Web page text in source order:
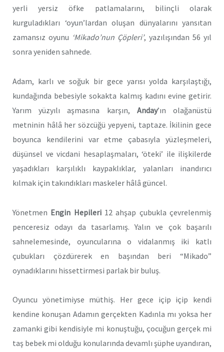
yerli yersiz öfke patlamalarını, bilinçli olarak
kurguladıkları ‘oyun’lardan oluşan dünyalarını yansıtan
zamansız oyunu ‘Mikado’nun Çöpleri’, yazılışından 56 yıl
sonra yeniden sahnede.
Adam, karlı ve soğuk bir gece yarısı yolda karşılaştığı,
kundağında bebesiyle sokakta kalmış kadını evine getirir.
Yarım yüzyılı aşmasına karşın, Anday’ın olağanüstü
metninin hâlâ her sözcüğü yepyeni, taptaze. İkilinin gece
boyunca kendilerini var etme çabasıyla yüzleşmeleri,
düşünsel ve vicdani hesaplaşmaları, ‘öteki’ ile ilişkilerde
yaşadıkları karşılıklı kaypaklıklar, yalanları inandırıcı
kılmak için takındıkları maskeler hâlâ güncel.
Yönetmen Engin Hepileri12 ahşap çubukla çevrelenmiş
penceresiz odayı da tasarlamış. Yalın ve çok başarılı
sahnelemesinde, oyuncularına o vidalanmış iki katlı
çubukları çözdürerek en başından beri “Mikado”
oynadıklarını hissettirmesi parlak bir buluş.
Oyuncu yönetimiyse müthiş. Her gece içip içip kendi
kendine konuşan Adamın gerçekten Kadınla mı yoksa her
zamanki gibi kendisiyle mi konuştuğu, çocuğun gerçek mi
taş bebek mi olduğu konularında devamlı şüphe uyandıran,